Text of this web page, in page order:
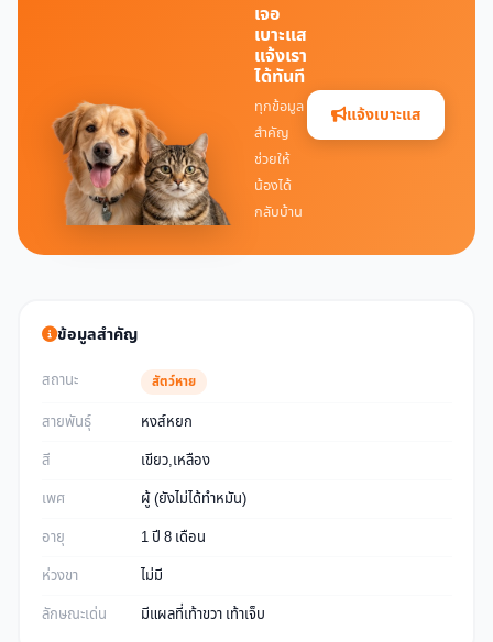
เจอ
เบาะแส
แจ้งเรา
ได้ทันที
ทุกข้อมูล
สำคัญ
ช่วยให้
น้องได้
กลับบ้าน
แจ้งเบาะแส
ข้อมูลสำคัญ
สถานะ สัตว์หาย
สายพันธุ์
หงส์หยก
สี
เขียว,เหลือง
เพศ
ผู้ (ยังไม่ได้ทำหมัน)
อายุ
1 ปี 8 เดือน
ห่วงขา
ไม่มี
ลักษณะเด่น
มีแผลที่เท้าขวา เท้าเจ็บ